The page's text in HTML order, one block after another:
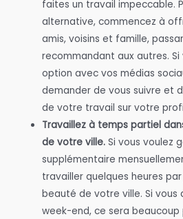
faites un travail impeccable.
alternative, commencez à
amis, voisins et famille,
recommandant aux autres.
option avec vos médias
demander de vous suivre et
de votre travail sur votre
Travaillez à temps partiel
de votre ville. Si vous voulez
supplémentaire
travailler quelques heures
beauté de votre ville. Si vous
week-end, ce sera